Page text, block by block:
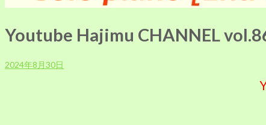
Youtube Hajimu CHANNEL
2024年8月30日